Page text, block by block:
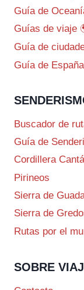
Guía de
Guías de viaje
Guía de
Guía de
Buscador de
Guía de
Cordillera
Pirineos
Sierra de
Sierra de
Rutas por el
SOBRE